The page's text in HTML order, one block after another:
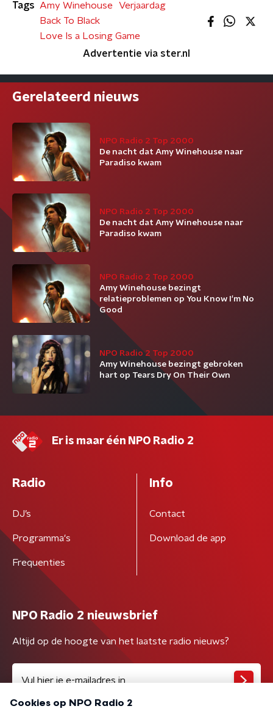
Tags Amy Winehouse
Verjaardag
Back To Black
Love Is a Losing Game
Advertentie via ster.nl
Gerelateerd nieuws
NPO Radio 2 Top 2000
De nacht dat Amy Winehouse naar
Paradiso kwam
NPO Radio 2 Top 2000
De nacht dat Amy Winehouse naar
Paradiso kwam
NPO Radio 2 Top 2000
Amy Winehouse bezingt
relatieproblemen op You Know I'm No
Good
NPO Radio 2 Top 2000
Amy Winehouse bezingt gebroken
hart op Tears Dry On Their Own
Er is maar één NPO Radio 2
Radio
DJ’s
Programma's
Frequenties
Info
Contact
Download de app
NPO Radio 2 nieuwsbrief
Altijd op de hoogte van het laatste radio nieuws?